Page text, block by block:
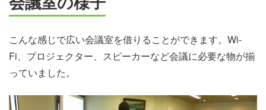
こんな感じで広い会議室を借りることができます。Wi-
Fi、プロジェクター、スピーカーなど会議に必要な物が揃
っていました。